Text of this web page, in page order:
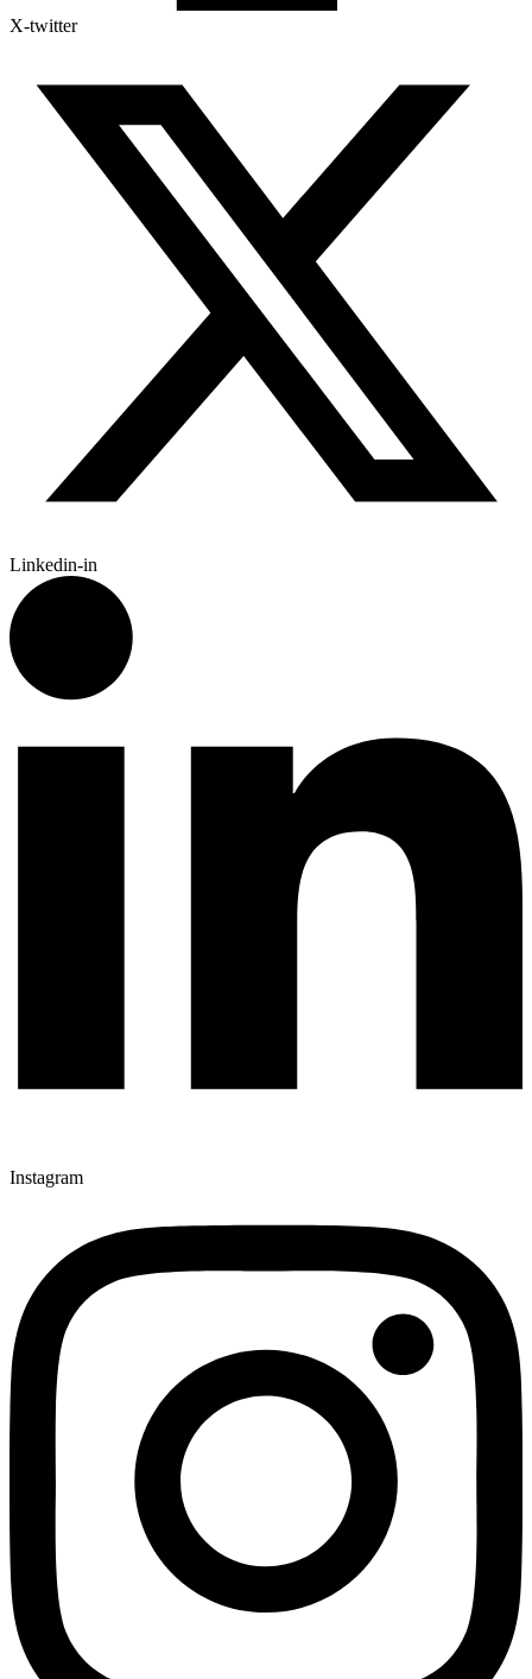
X-twitter
Linkedin-in
Instagram